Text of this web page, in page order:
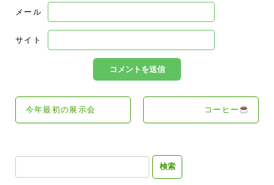
メール
サイト
今年最初の展示会 コーヒー
検